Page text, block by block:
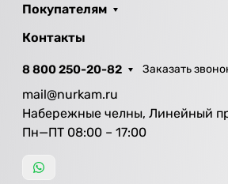
Покупателям
Контакты
8 800 250-20-82 Заказать
mail@nurkam.ru
Набережные челны, Линейный
Пн—ПТ 08:00 – 17:00